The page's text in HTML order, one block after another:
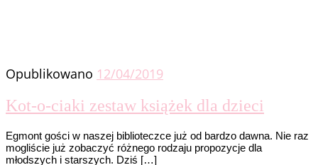
Opublikowano 12/04/2019
Kot-o-ciaki zestaw książek dla dzieci
Egmont gości w naszej biblioteczce już od bardzo dawna. Nie raz
mogliście już zobaczyć różnego rodzaju propozycje dla
młodszych i starszych. Dziś […]